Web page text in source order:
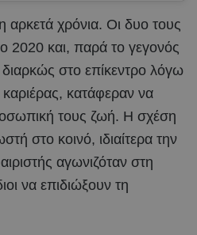
χρόνια. Οι δυο τους
2020 και, παρά το γεγονός
στο επίκεντρο λόγω
κατάφεραν να
τους ζωή. Η σχέση
στο κοινό, ιδιαίτερα την
αγωνιζόταν στη
να επιδιώξουν τη